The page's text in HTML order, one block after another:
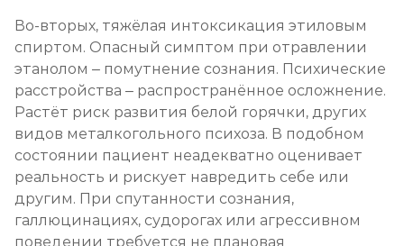
Во-вторых, тяжёлая интоксикация этиловым
спиртом. Опасный симптом при отравлении
этанолом – помутнение сознания. Психические
расстройства – распространённое осложнение.
Растёт риск развития белой горячки, других
видов металкогольного психоза. В подобном
состоянии пациент неадекватно оценивает
реальность и рискует навредить себе или
другим. При спутанности сознания,
галлюцинациях, судорогах или агрессивном
поведении требуется не плановая